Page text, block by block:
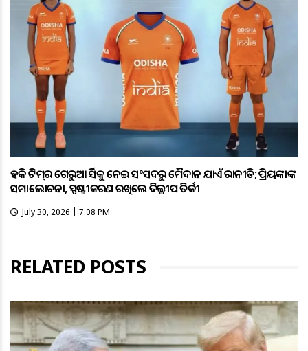
ହକି ଟିମ୍‌ର ଗେରୁଆ ଜର୍ସିକୁ ନେଇ ସଂସଦରୁ ମୈଦାନ ଯାଏଁ ରାଜନୀତି; ପ୍ରିୟଙ୍କାଙ୍କ
ସମାଲୋଚନା, ସ୍ପଷ୍ଟୀକରଣ ରଖିଲେ ଦିଲ୍ଲୀପ ତିର୍କୀ
July 30, 2026 | 7:08 PM
RELATED POSTS